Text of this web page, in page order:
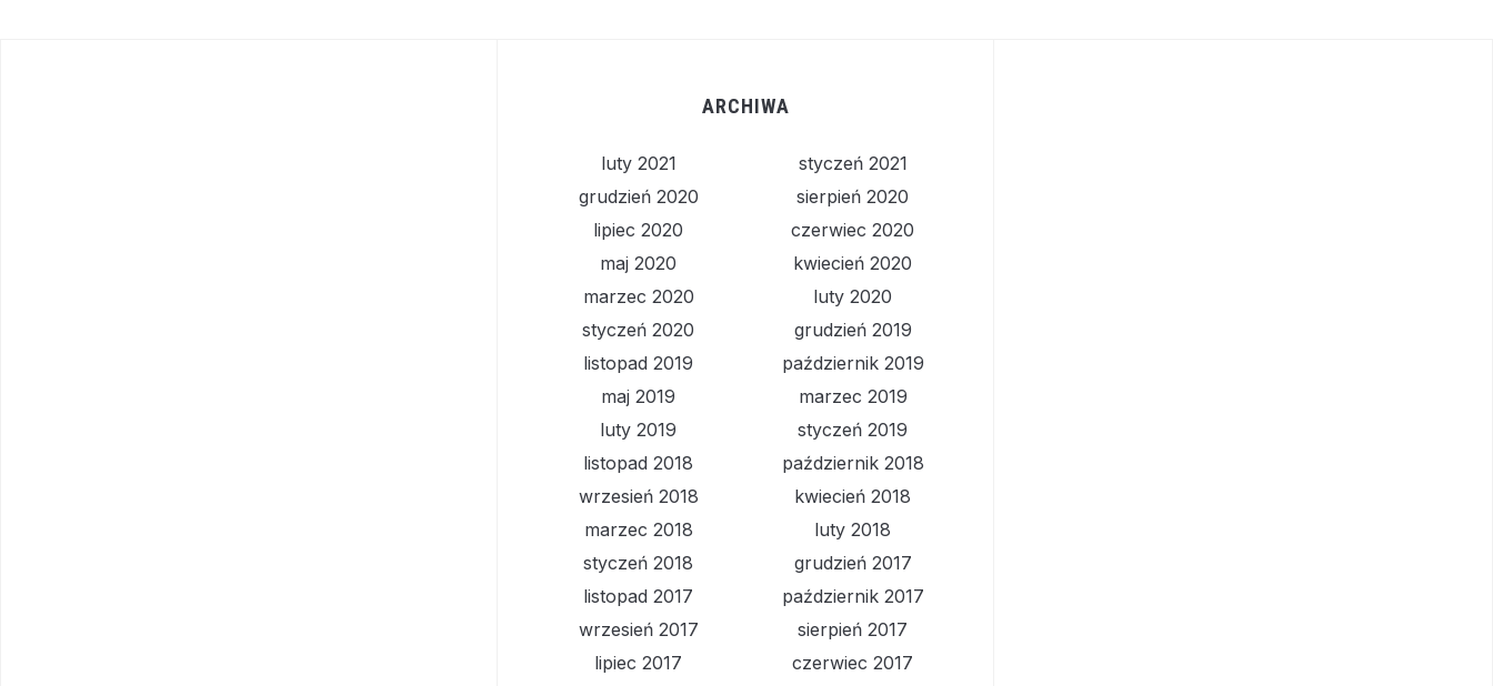
ARCHIWA
luty 2021
styczeń 2021
grudzień 2020
sierpień 2020
lipiec 2020
czerwiec 2020
maj 2020
kwiecień 2020
marzec 2020
luty 2020
styczeń 2020
grudzień 2019
listopad 2019
październik 2019
maj 2019
marzec 2019
luty 2019
styczeń 2019
listopad 2018
październik 2018
wrzesień 2018
kwiecień 2018
marzec 2018
luty 2018
styczeń 2018
grudzień 2017
listopad 2017
październik 2017
wrzesień 2017
sierpień 2017
lipiec 2017
czerwiec 2017